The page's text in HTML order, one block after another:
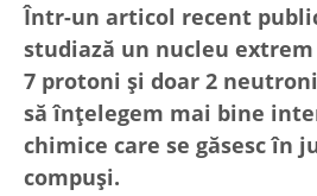
Într-un articol recent
studiază un nucleu
7 protoni și doar 2
să înțelegem mai bine
chimice care se găsesc în
compuși.